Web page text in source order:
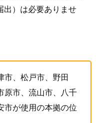
出）は必要ありませ
市、松戸市、野田
原市、流山市、八千
市が使用の本拠の位